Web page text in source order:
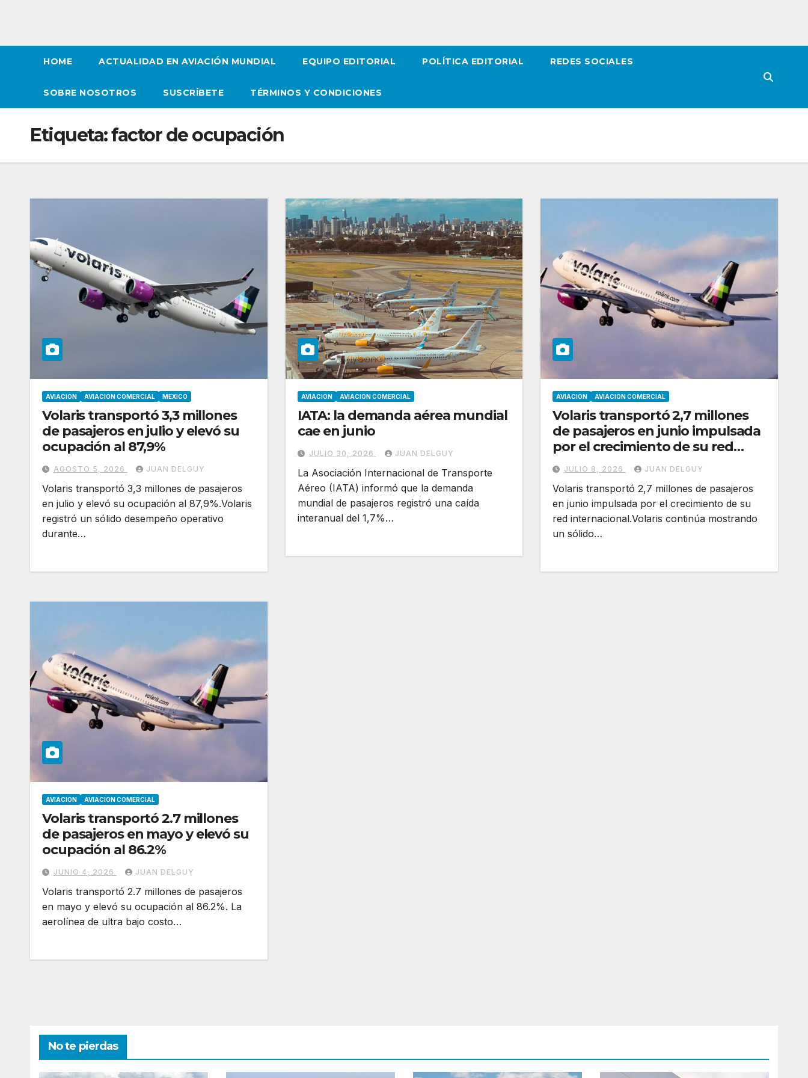
HOME ACTUALIDAD EN AVIACIÓN MUNDIAL EQUIPO EDITORIAL POLÍTICA EDITORIAL REDES SOCIALES
SOBRE NOSOTROS SUSCRÍBETE TÉRMINOS Y CONDICIONES
Etiqueta:factor de ocupación
AVIACION AVIACION COMERCIAL MEXICO
Volaris transportó 3,3 millones
de pasajeros en julio y elevó su
ocupación al 87,9%
AGOSTO 5, 2026 JUAN DELGUY
Volaris transportó 3,3 millones de pasajeros
en julio y elevó su ocupación al 87,9%.Volaris
registró un sólido desempeño operativo
durante…
AVIACION AVIACION COMERCIAL
IATA: la demanda aérea mundial
cae en junio
JULIO 30, 2026 JUAN DELGUY
La Asociación Internacional de Transporte
Aéreo (IATA) informó que la demanda
mundial de pasajeros registró una caída
interanual del 1,7%…
AVIACION AVIACION COMERCIAL
Volaris transportó 2,7 millones
de pasajeros en junio impulsada
por el crecimiento de su red
internacional
JULIO 8, 2026 JUAN DELGUY
Volaris transportó 2,7 millones de pasajeros
en junio impulsada por el crecimiento de su
red internacional.Volaris continúa mostrando
un sólido…
AVIACION AVIACION COMERCIAL
Volaris transportó 2.7 millones
de pasajeros en mayo y elevó su
ocupación al 86.2%
JUNIO 4, 2026 JUAN DELGUY
Volaris transportó 2.7 millones de pasajeros
en mayo y elevó su ocupación al 86.2%. La
aerolínea de ultra bajo costo…
No te pierdas